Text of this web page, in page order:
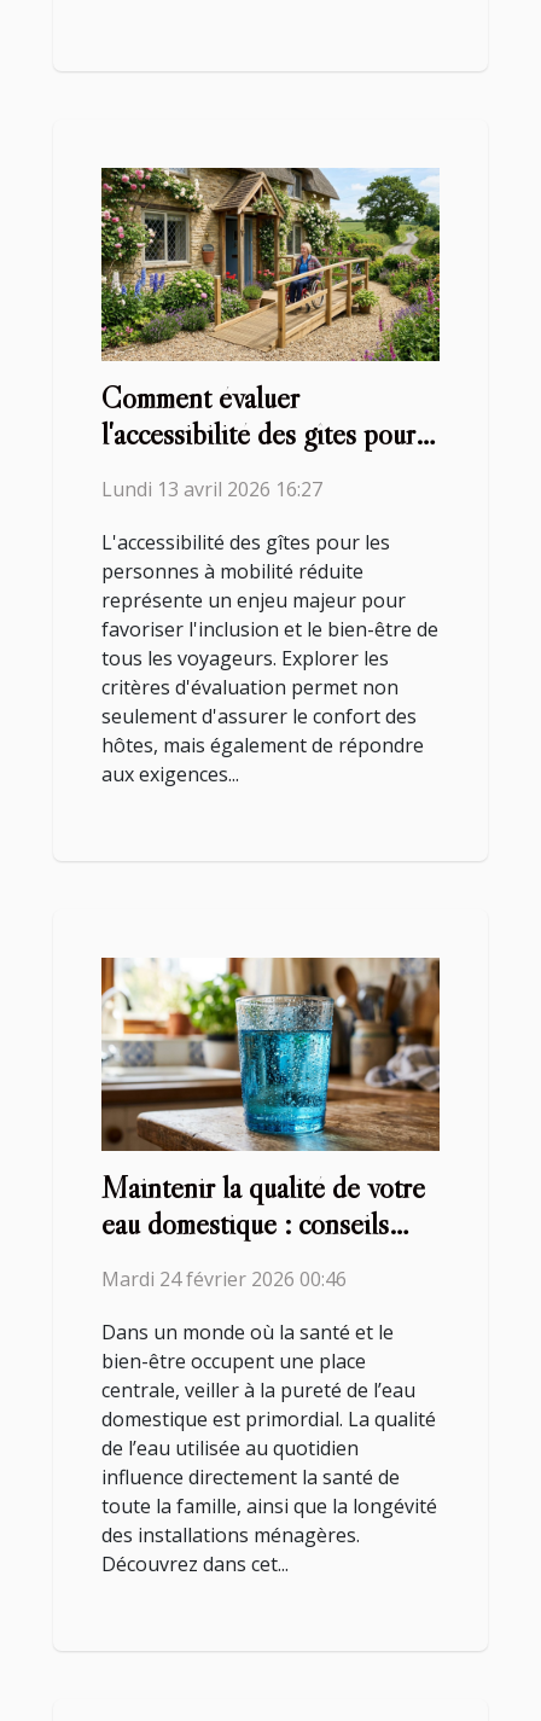
Comment évaluer
l'accessibilité des gîtes pour
réduite ?
Lundi 13 avril 2026 16:27
L'accessibilité des gîtes pour les
personnes à mobilité réduite
représente un enjeu majeur pour
favoriser l'inclusion et le bien-être de
tous les voyageurs. Explorer les
critères d'évaluation permet non
seulement d'assurer le confort des
hôtes, mais également de répondre
aux exigences...
Maintenir la qualité de votre
eau domestique : conseils
Mardi 24 février 2026 00:46
Dans un monde où la santé et le
bien-être occupent une place
centrale, veiller à la pureté de l’eau
domestique est primordial. La qualité
de l’eau utilisée au quotidien
influence directement la santé de
toute la famille, ainsi que la longévité
des installations ménagères.
Découvrez dans cet...